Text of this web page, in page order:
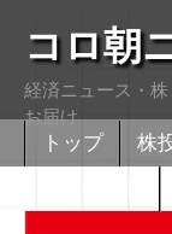
コロ朝
経済ニュース・
お届け
トップ 株